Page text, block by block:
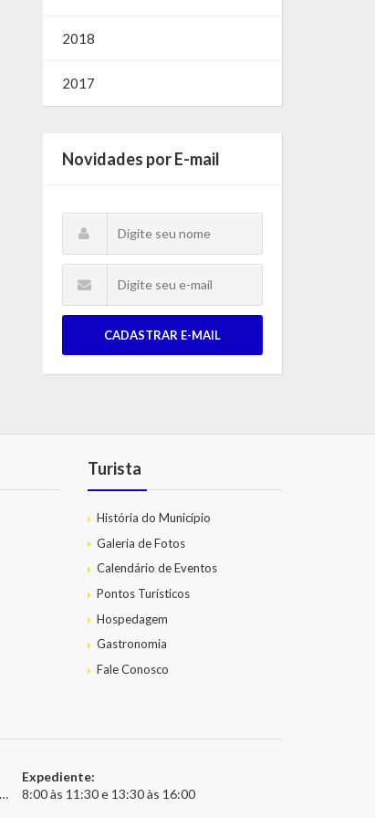
2018
2017
Novidades por E-mail
CADASTRAR E-MAIL
Turista
História do Município
Galeria de Fotos
Calendário de Eventos
Pontos Turísticos
Hospedagem
Gastronomia
Fale Conosco
Expediente:
8:00 às 11:30 e 13:30 às 16:00